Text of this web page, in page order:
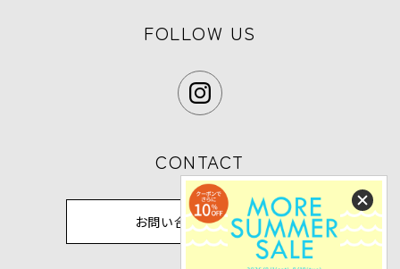
FOLLOW US
CONTACT
お問い合わせフォーム